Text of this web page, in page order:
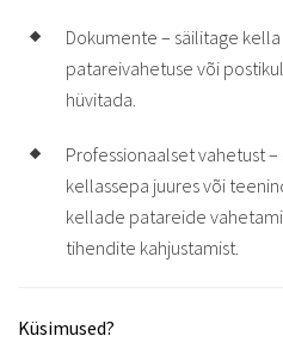
Dokumente – säilitage
patareivahetuse või
hüvitada.
Professionaalset vahetust
kellassepa juures või
kellade patareide
tihendite kahjustamist.
Küsimused?